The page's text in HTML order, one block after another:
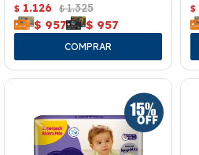
$ 1.126 $ 1.325
$ 957 $ 957
$